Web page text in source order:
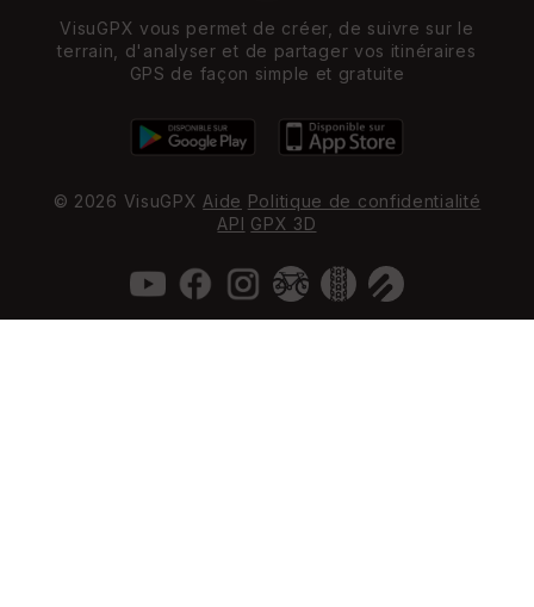
VisuGPX vous permet de créer, de suivre sur le
terrain, d'analyser et de partager vos itinéraires
GPS de façon simple et gratuite
© 2026 VisuGPX Aide Politique de confidentialité
API GPX 3D